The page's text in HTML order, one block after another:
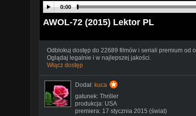
0:00
AWOL-72 (2015) Lektor PL
Odblokuj dostęp do 22689 filmów i seriali premium od
Oglądaj legalnie i w najlepszej jakości.
Włącz dostęp
Dodał: kuca
gatunek: Thriller
produkcja: USA
premiera: 17 stycznia 2015 (świat)